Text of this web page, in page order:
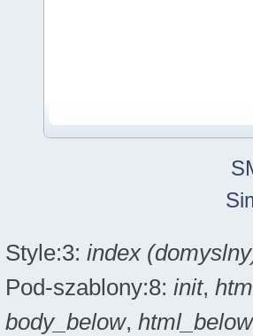
Style:3: index
Pod-szablony:8: init,
body_below, html_below